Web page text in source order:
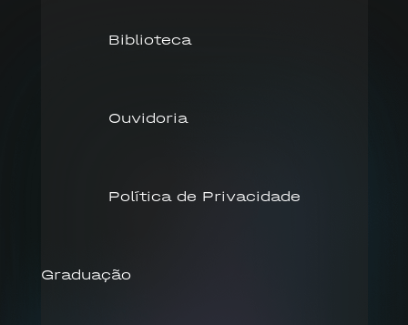
Biblioteca
Ouvidoria
Política de Privacidade
Graduação